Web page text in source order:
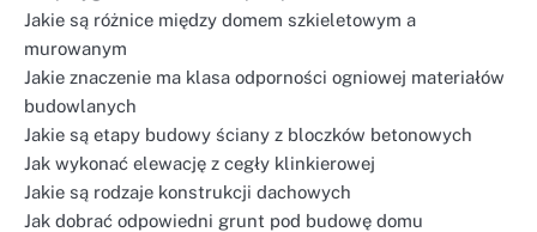
Jakie są różnice między domem szkieletowym a
murowanym
Jakie znaczenie ma klasa odporności ogniowej materiałów
budowlanych
Jakie są etapy budowy ściany z bloczków betonowych
Jak wykonać elewację z cegły klinkierowej
Jakie są rodzaje konstrukcji dachowych
Jak dobrać odpowiedni grunt pod budowę domu